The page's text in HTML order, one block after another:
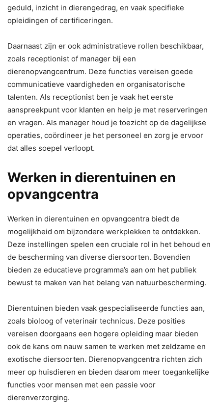
geduld, inzicht in dierengedrag, en vaak specifieke
opleidingen of certificeringen.
Daarnaast zijn er ook administratieve rollen beschikbaar,
zoals receptionist of manager bij een
dierenopvangcentrum. Deze functies vereisen goede
communicatieve vaardigheden en organisatorische
talenten. Als receptionist ben je vaak het eerste
aanspreekpunt voor klanten en help je met reserveringen
en vragen. Als manager houd je toezicht op de dagelijkse
operaties, coördineer je het personeel en zorg je ervoor
dat alles soepel verloopt.
Werken in dierentuinen en
opvangcentra
Werken in dierentuinen en opvangcentra biedt de
mogelijkheid om bijzondere werkplekken te ontdekken.
Deze instellingen spelen een cruciale rol in het behoud en
de bescherming van diverse diersoorten. Bovendien
bieden ze educatieve programma’s aan om het publiek
bewust te maken van het belang van natuurbescherming.
Dierentuinen bieden vaak gespecialiseerde functies aan,
zoals bioloog of veterinair technicus. Deze posities
vereisen doorgaans een hogere opleiding maar bieden
ook de kans om nauw samen te werken met zeldzame en
exotische diersoorten. Dierenopvangcentra richten zich
meer op huisdieren en bieden daarom meer toegankelijke
functies voor mensen met een passie voor
dierenverzorging.